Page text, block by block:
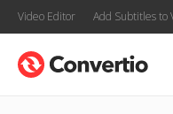
Video Editor Add Subtitles to